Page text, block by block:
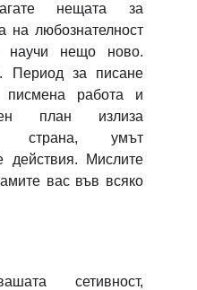
нещата за
на любознателност
нещо ново.
Период за писане
работа и
план излиза
страна, умът
действия. Мислите
вас във всяко
сетивност,